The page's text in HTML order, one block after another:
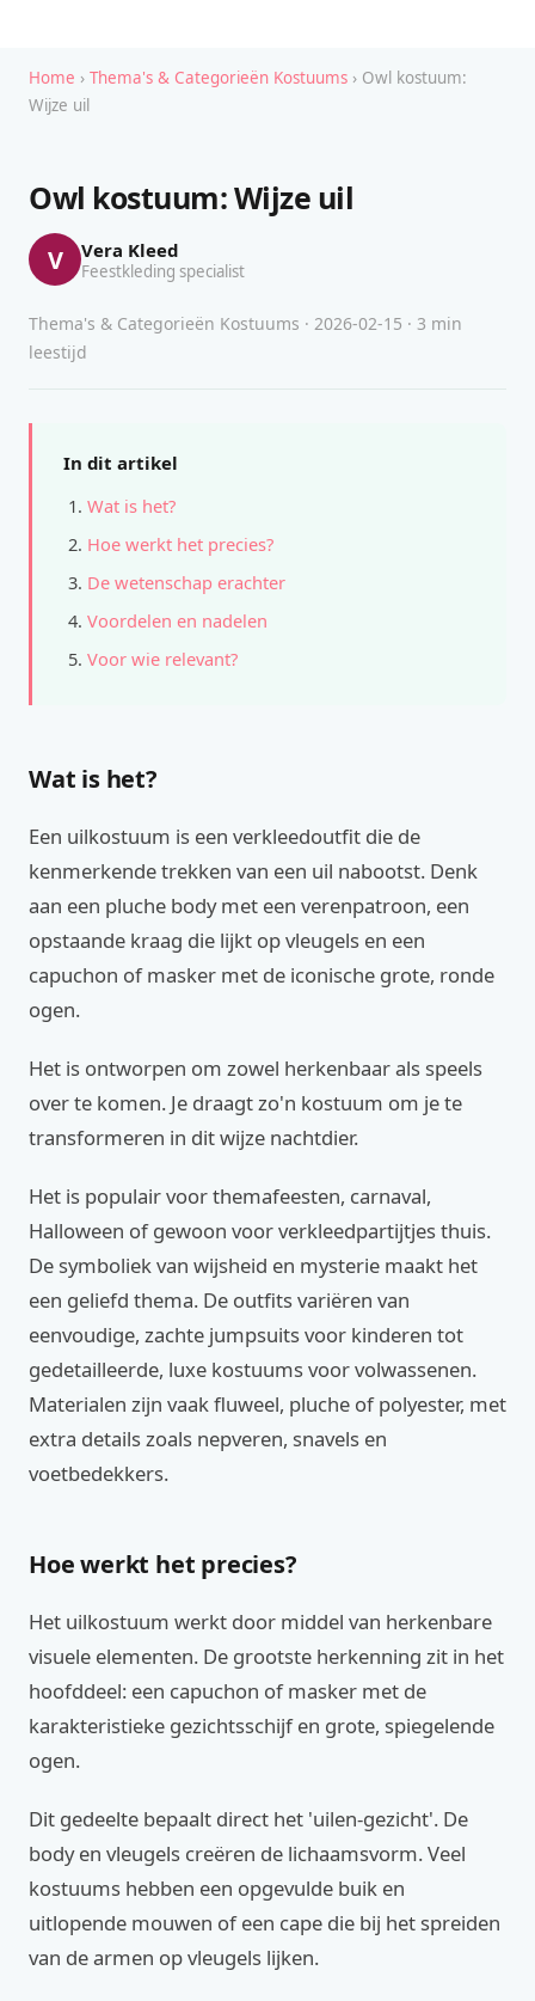
Home › Thema's & Categorieën Kostuums › Owl kostuum:
Wijze uil
Owl kostuum: Wijze uil
V Vera Kleed
Feestkleding specialist
Thema's & Categorieën Kostuums · 2026-02-15 · 3 min
leestijd
In dit artikel
Wat is het?
Hoe werkt het precies?
De wetenschap erachter
Voordelen en nadelen
Voor wie relevant?
Wat is het?
Een uilkostuum is een verkleedoutfit die de
kenmerkende trekken van een uil nabootst. Denk
aan een pluche body met een verenpatroon, een
opstaande kraag die lijkt op vleugels en een
capuchon of masker met de iconische grote, ronde
ogen.
Het is ontworpen om zowel herkenbaar als speels
over te komen. Je draagt zo'n kostuum om je te
transformeren in dit wijze nachtdier.
Het is populair voor themafeesten, carnaval,
Halloween of gewoon voor verkleedpartijtjes thuis.
De symboliek van wijsheid en mysterie maakt het
een geliefd thema. De outfits variëren van
eenvoudige, zachte jumpsuits voor kinderen tot
gedetailleerde, luxe kostuums voor volwassenen.
Materialen zijn vaak fluweel, pluche of polyester, met
extra details zoals nepveren, snavels en
voetbedekkers.
Hoe werkt het precies?
Het uilkostuum werkt door middel van herkenbare
visuele elementen. De grootste herkenning zit in het
hoofddeel: een capuchon of masker met de
karakteristieke gezichtsschijf en grote, spiegelende
ogen.
Dit gedeelte bepaalt direct het 'uilen-gezicht'. De
body en vleugels creëren de lichaamsvorm. Veel
kostuums hebben een opgevulde buik en
uitlopende mouwen of een cape die bij het spreiden
van de armen op vleugels lijken.